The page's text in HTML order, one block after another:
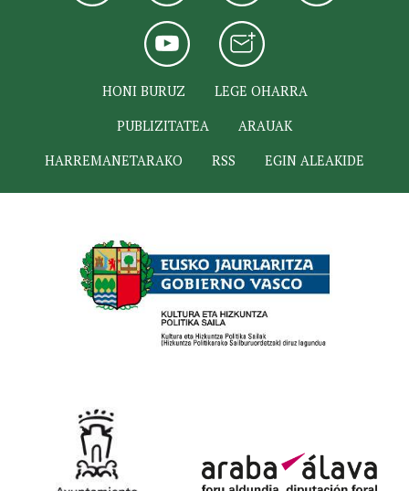
HONI BURUZ
LEGE OHARRA
PUBLIZITATEA
ARAUAK
HARREMANETARAKO
RSS EGIN ALEAKIDE